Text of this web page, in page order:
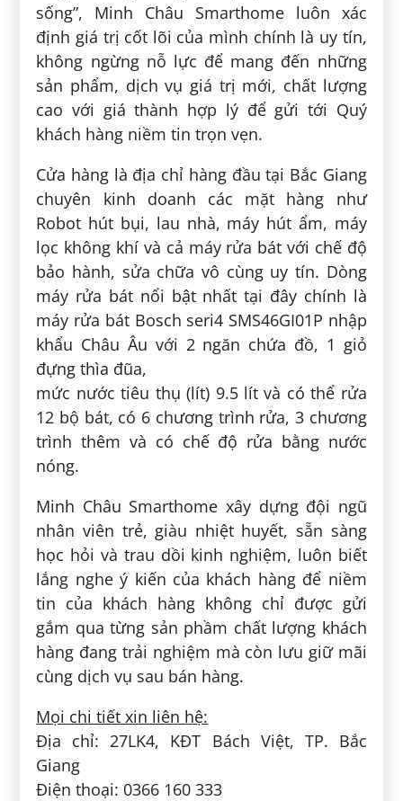
sống”, Minh Châu Smarthome luôn xác
định giá trị cốt lõi của mình chính là uy tín,
không ngừng nỗ lực để mang đến những
sản phẩm, dịch vụ giá trị mới, chất lượng
cao với giá thành hợp lý để gửi tới Quý
khách hàng niềm tin trọn vẹn.
Cửa hàng là địa chỉ hàng đầu tại Bắc Giang
chuyên kinh doanh các mặt hàng như
Robot hút bụi, lau nhà, máy hút ẩm, máy
lọc không khí và cả máy rửa bát với chế độ
bảo hành, sửa chữa vô cùng uy tín. Dòng
máy rửa bát nổi bật nhất tại đây chính là
máy rửa bát Bosch seri4 SMS46GI01P nhập
khẩu Châu Âu với 2 ngăn chứa đồ, 1 giỏ
đựng thìa đũa,
mức nước tiêu thụ (lít) 9.5 lít và có thể rửa
12 bộ bát, có 6 chương trình rửa, 3 chương
trình thêm và có chế độ rửa bằng nước
nóng.
Minh Châu Smarthome xây dựng đội ngũ
nhân viên trẻ, giàu nhiệt huyết, sẵn sàng
học hỏi và trau dồi kinh nghiệm, luôn biết
lắng nghe ý kiến của khách hàng để niềm
tin của khách hàng không chỉ được gửi
gắm qua từng sản phầm chất lượng khách
hàng đang trải nghiệm mà còn lưu giữ mãi
cùng dịch vụ sau bán hàng.
Mọi chi tiết xin liên hệ:
Địa chỉ: 27LK4, KĐT Bách Việt, TP. Bắc
Giang
Điện thoại: 0366 160 333